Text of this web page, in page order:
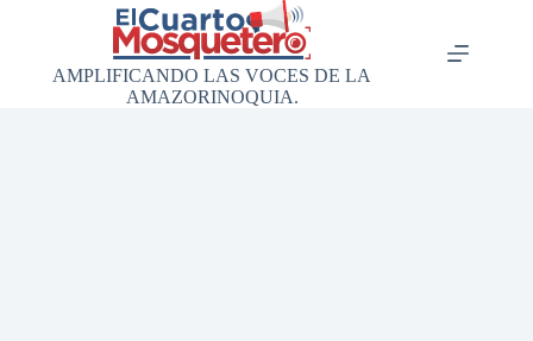
AMPLIFICANDO LAS VOCES DE LA
AMAZORINOQUIA.